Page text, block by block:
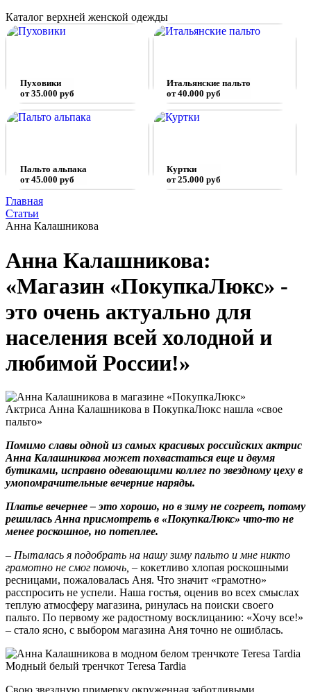
Каталог верхней женской одежды
Пуховики
от 35.000 руб
Итальянские пальто
от 40.000 руб
Пальто альпака
от 45.000 руб
Куртки
от 25.000 руб
Главная
Статьи
Анна Калашникова
Анна Калашникова:
«Магазин «ПокупкаЛюкс» -
это очень актуально для
населения всей холодной и
любимой России!»
Актриса Анна Калашникова в ПокупкаЛюкс нашла «свое
пальто»
Помимо славы одной из самых красивых российских актрис
Анна Калашникова может похвастаться еще и двумя
бутиками, исправно одевающими коллег по звездному цеху в
умопомрачительные вечерние наряды.
Платье вечернее – это хорошо, но в зиму не согреет, потому
решилась Анна присмотреть в «ПокупкаЛюкс» что-то не
менее роскошное, но потеплее.
– Пыталась я подобрать на нашу зиму пальто и мне никто
грамотно не смог помочь, – кокетливо хлопая роскошными
ресницами, пожаловалась Аня. Что значит «грамотно»
расспросить не успели. Наша гостья, оценив во всех смыслах
теплую атмосферу магазина, ринулась на поиски своего
пальто. По первому же радостному восклицанию: «Хочу все!»
– стало ясно, с выбором магазина Аня точно не ошиблась.
Модный белый тренчкот Teresa Tardia